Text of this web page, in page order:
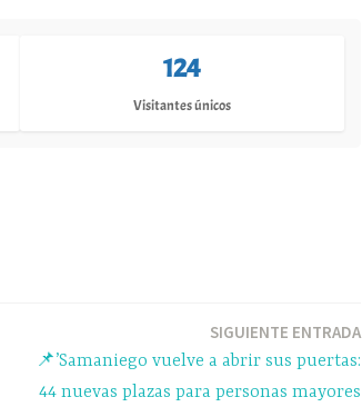
124
Visitantes únicos
SIGUIENTE ENTRADA
📌’Samaniego vuelve a abrir sus puertas:
44 nuevas plazas para personas mayores